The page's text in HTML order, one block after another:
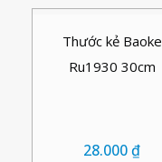
Thước kẻ Baoke
Ru1930 30cm
28.000₫